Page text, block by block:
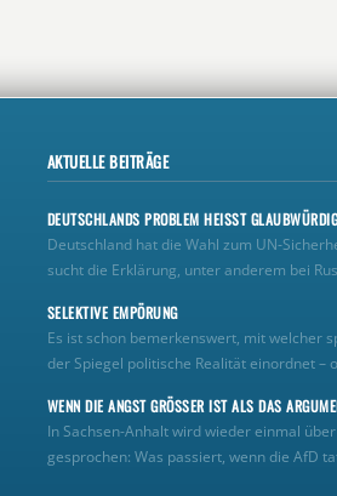
AKTUELLE BEITRÄGE
DEUTSCHLANDS PROBLEM HEISST
Deutschland hat die Wahl zum
sucht die Erklärung, unter anderem bei
SELEKTIVE EMPÖRUNG
Es ist schon bemerkenswert, mit welcher
der Spiegel politische Realität einordnet –
WENN DIE ANGST GRÖSSER IST ALS DAS
In Sachsen-Anhalt wird wieder einmal
gesprochen: Was passiert, wenn die AfD